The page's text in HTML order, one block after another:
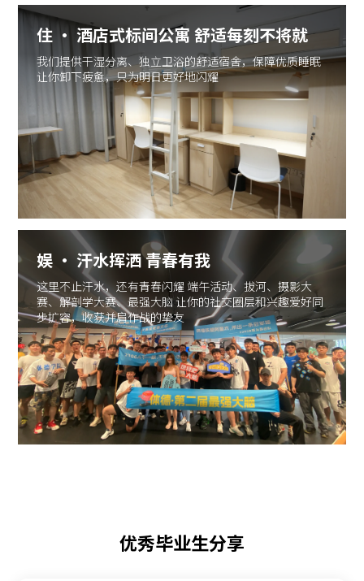
住 · 酒店式标间公寓 舒适每刻不将就
我们提供干湿分离、独立卫浴的舒适宿舍，保障优质睡眠
让你卸下疲惫，只为明日更好地闪耀
娱 · 汗水挥洒 青春有我
这里不止汗水，还有青春闪耀 端午活动、拔河、摄影大
赛、解剖学大赛、最强大脑 让你的社交圈层和兴趣爱好同
步扩容，收获并肩作战的挚友
优秀毕业生分享